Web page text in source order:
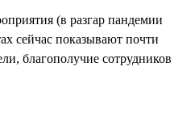
(в разгар пандемии
сейчас показывают почти
благополучие сотрудников